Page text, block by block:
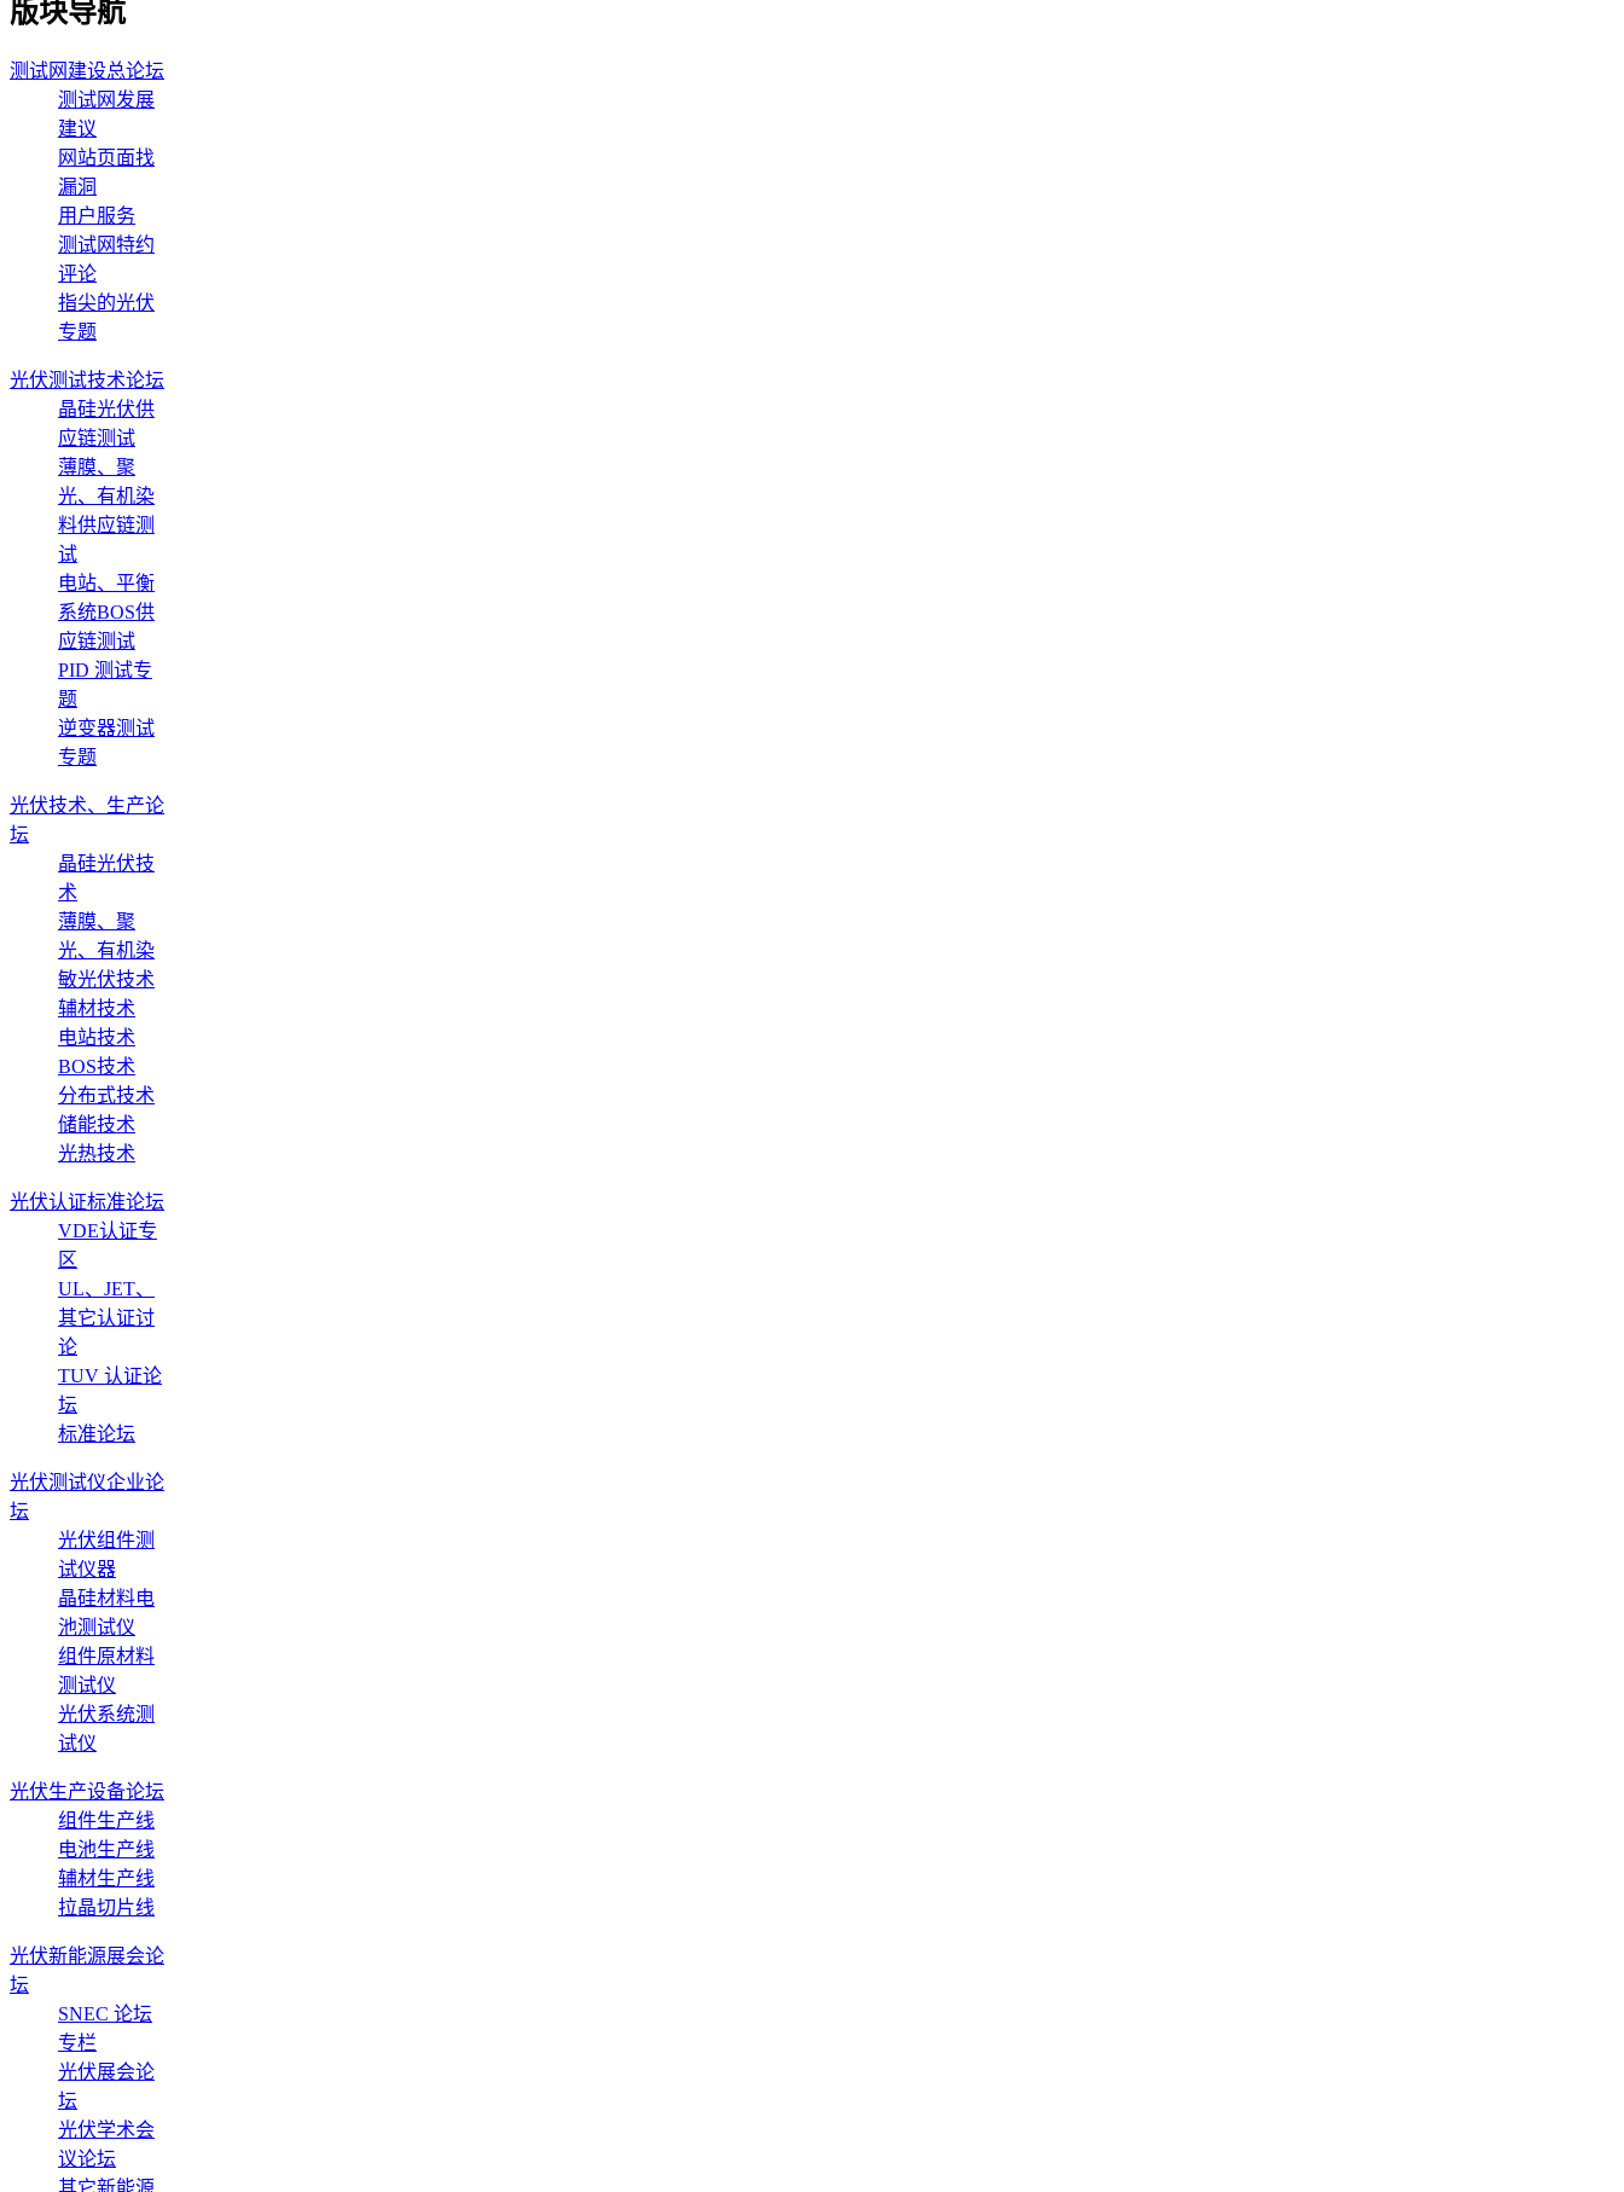
版块导航
测试网建设总论坛
测试网发展
建议
网站页面找
漏洞
用户服务
测试网特约
评论
指尖的光伏
专题
光伏测试技术论坛
晶硅光伏供
应链测试
薄膜、聚
光、有机染
料供应链测
试
电站、平衡
系统BOS供
应链测试
PID 测试专
题
逆变器测试
专题
光伏技术、生产论
坛
晶硅光伏技
术
薄膜、聚
光、有机染
敏光伏技术
辅材技术
电站技术
BOS技术
分布式技术
储能技术
光热技术
光伏认证标准论坛
VDE认证专
区
UL、JET、
其它认证讨
论
TUV 认证论
坛
标准论坛
光伏测试仪企业论
坛
光伏组件测
试仪器
晶硅材料电
池测试仪
组件原材料
测试仪
光伏系统测
试仪
光伏生产设备论坛
组件生产线
电池生产线
辅材生产线
拉晶切片线
光伏新能源展会论
坛
SNEC 论坛
专栏
光伏展会论
坛
光伏学术会
议论坛
其它新能源